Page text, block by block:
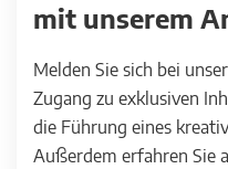
mit unserem
Melden Sie sich bei
Zugang zu exklusiven
die Führung eines
Außerdem erfahren Sie